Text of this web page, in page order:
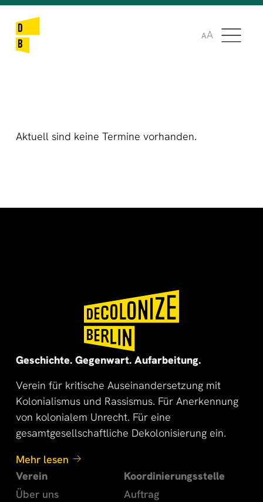
AA
Aktuell sind keine Termine vorhanden.
🌍
🌞
Geschichte. Gegenwart. Aufarbeitung.
Verein für kritische Auseinandersetzung mit
Kolonialismus und Rassismus. Für Anerkennung
von kolonialem Unrecht. Für eine
gesamtgesellschaftliche Dekolonisierung ein.
Mehr lesen
Verein
Über uns
Koordinierungsstelle
Auftrag